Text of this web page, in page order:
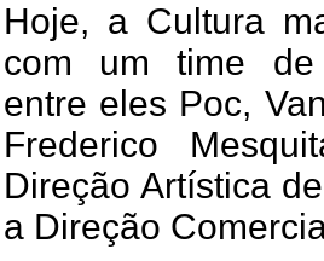
Hoje, a Cultura
com um time de
entre eles Poc,
Frederico
Direção Artística
a Direção